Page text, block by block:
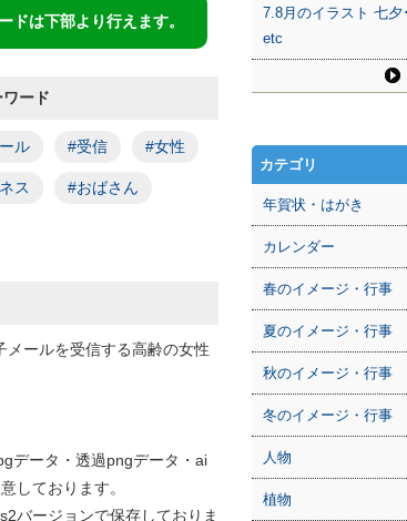
ドは下部より行えます。
ード
ル #受信 #女性
ス #おばさん
メールを受信する高齢の女性
データ・透過pngデータ・ai
しております。
バージョンで保存しておりま
7.8月のイラスト 七夕
etc
カテゴリ
年賀状・はがき
カレンダー
春のイメージ・行事
夏のイメージ・行事
秋のイメージ・行事
冬のイメージ・行事
人物
植物